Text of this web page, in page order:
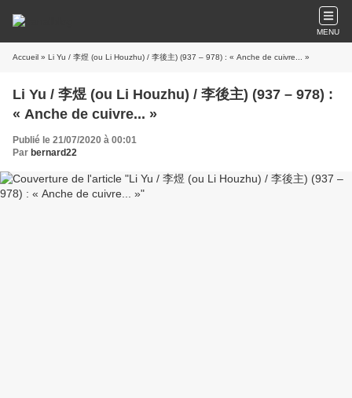
MENU
Accueil » Li Yu / 李煜 (ou Li Houzhu) / 李後主) (937 – 978) : « Anche de cuivre... »
Li Yu / 李煜 (ou Li Houzhu) / 李後主) (937 – 978) :
« Anche de cuivre... »
Publié le 21/07/2020 à 00:01
Par bernard22